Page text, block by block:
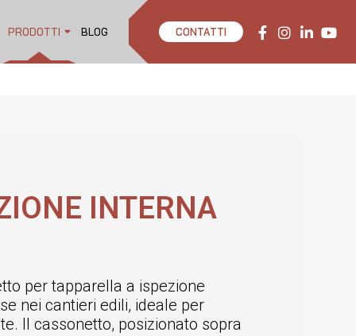
PRODOTTI BLOG CONTATTI
INTERNA
per tapparella a ispezione
nei cantieri edili, ideale per
Il cassonetto, posizionato sopra